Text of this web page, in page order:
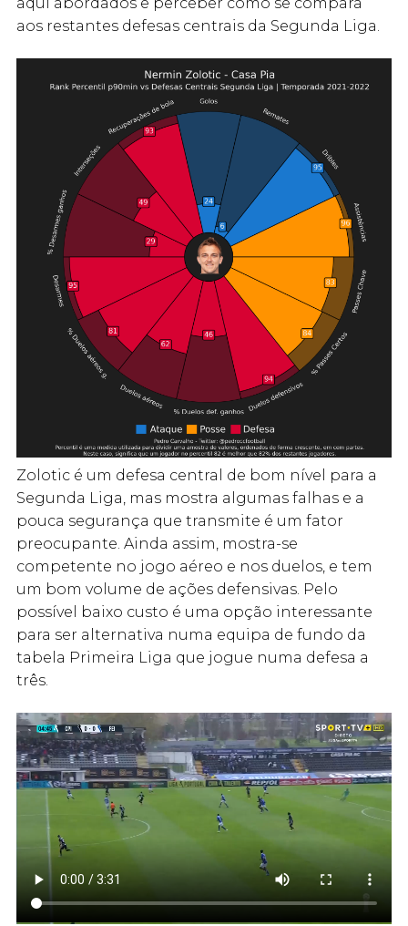
aos restantes defesas centrais da Segunda Liga.
Zolotic é um defesa central de bom nível para a
Segunda Liga, mas mostra algumas falhas e a
pouca segurança que transmite é um fator
preocupante. Ainda assim, mostra-se
competente no jogo aéreo e nos duelos, e tem
um bom volume de ações defensivas. Pelo
possível baixo custo é uma opção interessante
para ser alternativa numa equipa de fundo da
tabela Primeira Liga que jogue numa defesa a
três.